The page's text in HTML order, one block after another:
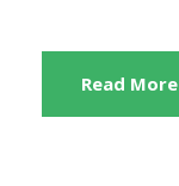
Read More